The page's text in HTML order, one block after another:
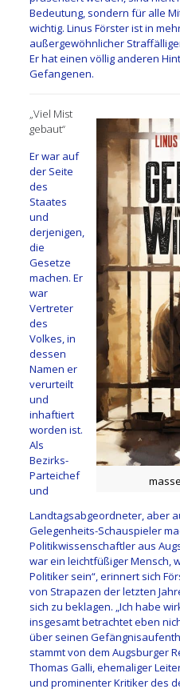
Bedeutung, sondern für alle
wichtig. Linus Förster ist in
außergewöhnlicher
Er hat einen völlig anderen
Gefangenen.
„Viel Mist
gebaut“
Er war auf
der Seite
des
Staates
und
derjenigen,
die
Gesetze
machen. Er
war
Vertreter
des
Volkes, in
dessen
Namen er
verurteilt
und
inhaftiert
worden ist.
Als
Bezirks-
Parteichef
und
Landtagsabgeordneter, aber
Gelegenheits-Schauspieler
Politikwissenschaftler aus
war ein leichtfüßiger Mensch,
Politiker sein“, erinnert sich
von Strapazen der letzten
sich zu beklagen. „Ich habe
insgesamt betrachtet eben
über seinen
stammt von dem Augsburger
Thomas Galli, ehemaliger
und prominenter Kritiker des